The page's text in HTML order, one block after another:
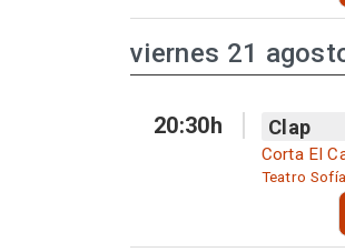
viernes 21
20:30h Clap
Corta El
Teatro Sofía